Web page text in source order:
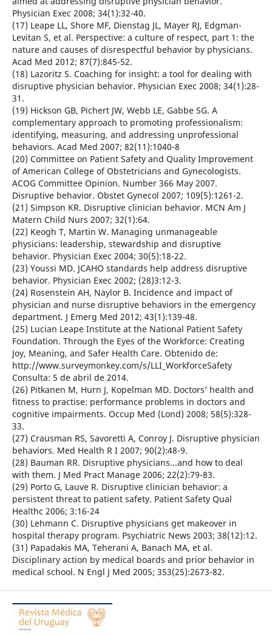
Physician Exec 2008; 34(1):32-40.
(17) Leape LL, Shore MF, Dienstag JL, Mayer RJ, Edgman-
Levitan S, et al. Perspective: a culture of respect, part 1: the
nature and causes of disrespectful behavior by physicians.
Acad Med 2012; 87(7):845-52.
(18) Lazoritz S. Coaching for insight: a tool for dealing with
disruptive physician behavior. Physician Exec 2008; 34(1):28-
31.
(19) Hickson GB, Pichert JW, Webb LE, Gabbe SG. A
complementary approach to promoting professionalism:
identifying, measuring, and addressing unprofessional
behaviors. Acad Med 2007; 82(11):1040-8
(20) Committee on Patient Safety and Quality Improvement
of American College of Obstetricians and Gynecologists.
ACOG Committee Opinion. Number 366 May 2007.
Disruptive behavior. Obstet Gynecol 2007; 109(5):1261-2.
(21) Simpson KR. Disruptive clinician behavior. MCN Am J
Matern Child Nurs 2007; 32(1):64.
(22) Keogh T, Martin W. Managing unmanageable
physicians: leadership, stewardship and disruptive
behavior. Physician Exec 2004; 30(5):18-22.
(23) Youssi MD. JCAHO standards help address disruptive
behavior. Physician Exec 2002; (28)3:12-3.
(24) Rosenstein AH, Naylor B. Incidence and impact of
physician and nurse disruptive behaviors in the emergency
department. J Emerg Med 2012; 43(1):139-48.
(25) Lucian Leape Institute at the National Patient Safety
Foundation. Through the Eyes of the Workforce: Creating
Joy, Meaning, and Safer Health Care. Obtenido de:
http://www.surveymonkey.com/s/LLI_WorkforceSafety
Consulta: 5 de abril de 2014.
(26) Pitkanen M, Hurn J, Kopelman MD. Doctors’ health and
fitness to practise: performance problems in doctors and
cognitive impairments. Occup Med (Lond) 2008; 58(5):328-
33.
(27) Crausman RS, Savoretti A, Conroy J. Disruptive physician
behaviors. Med Health R I 2007; 90(2):48-9.
(28) Bauman RR. Disruptive physicians...and how to deal
with them. J Med Pract Manage 2006; 22(2):79-83.
(29) Porto G, Lauve R. Disruptive clinician behavior: a
persistent threat to patient safety. Patient Safety Qual
Healthc 2006; 3:16-24
(30) Lehmann C. Disruptive physicians get makeover in
hospital therapy program. Psychiatric News 2003; 38(12):12.
(31) Papadakis MA, Teherani A, Banach MA, et al.
Disciplinary action by medical boards and prior behavior in
medical school. N Engl J Med 2005; 353(25):2673-82.